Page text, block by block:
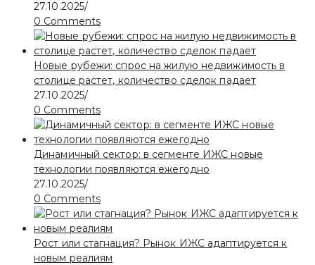
27.10.2025/
0 Comments
Новые рубежи: спрос на жилую недвижимость в
столице растет, количество сделок падает
27.10.2025/
0 Comments
Динамичный сектор: в сегменте ИЖС новые
технологии появляются ежегодно
27.10.2025/
0 Comments
Рост или стагнация? Рынок ИЖС адаптируется к
новым реалиям